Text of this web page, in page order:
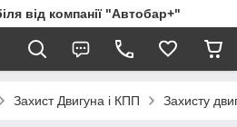
від компанії "Автобар+"
Захист Двигуна і КПП Захисту